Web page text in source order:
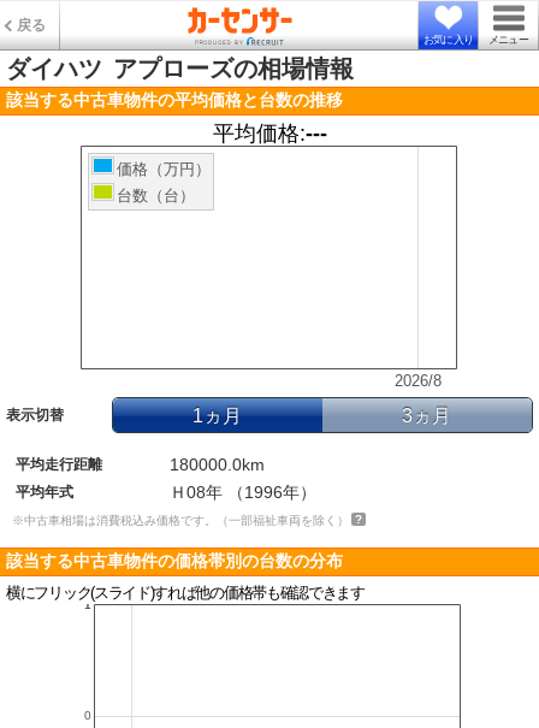
戻る
お気に入り メニュー
ダイハツ アプローズの相場情報
該当する中古車物件の平均価格と台数の推移
平均価格:---
2026/8
価格（万円）
台数（台）
表示切替 1ヵ月 3ヵ月
平均走行距離 180000.0km
平均年式 Ｈ08年 （1996年）
※中古車相場は消費税込み価格です。（一部福祉車両を除く）
該当する中古車物件の価格帯別の台数の分布
横にフリック(スライド)すれば他の価格帯も確認できます